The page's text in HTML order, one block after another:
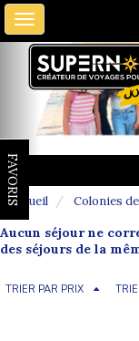
Toggle
navigation
FAVORIS
Accueil Colonies
Aucun séjour ne
des séjours de la
TRIER PAR PRIX